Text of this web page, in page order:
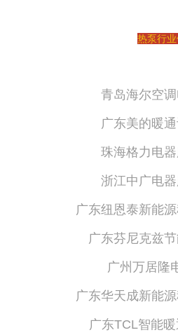
热泵行
青岛海尔空
广东美的暖
珠海格力电
浙江中广电
广东纽恩泰新能
广东芬尼克兹
广州万居隆
广东华天成新能
广东TCL智能